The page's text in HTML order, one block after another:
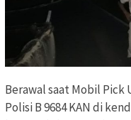
Berawal saat Mobil Pick
Polisi B 9684 KAN di